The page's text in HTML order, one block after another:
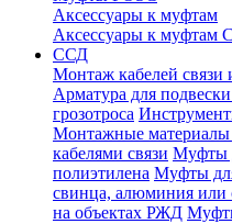
Аксессуары к муфтам
Аксессуары к муфтам
ССД
Монтаж кабелей связи
Арматура для
грозотроса
Монтажные материалы
кабелями связи Муфты
полиэтилена Муфты
свинца, алюминия или
на объектах РЖД